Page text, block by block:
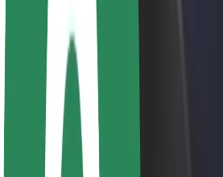
Misja
Relacje inwestorskie
Zespół zarządzający
Marka
Media
Fundusz Miejski
Bezpieczeństwo